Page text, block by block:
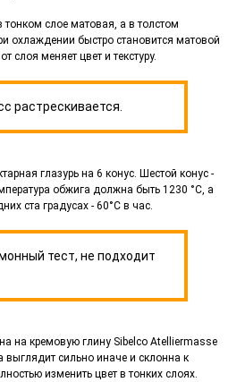
тонком слое матовая, а в толстом
охлаждении быстро становится матовой
слоя меняет цвет и текстуру.
растрескивается.
глазурь на 6 конус. Шестой конус -
обжига должна быть 1230 °C, а
ста градусах - 60°C в час.
тест, не подходит
на кремовую глину Sibelco Atelliermasse
выглядит сильно иначе и склонна к
изменить цвет в тонких слоях.